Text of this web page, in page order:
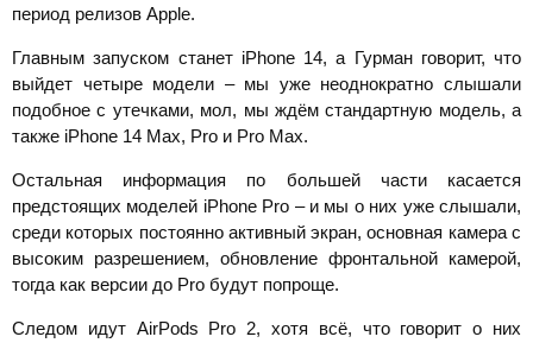
период релизов Apple.
Главным запуском станет iPhone 14, а Гурман говорит, что
выйдет четыре модели – мы уже неоднократно слышали
подобное с утечками, мол, мы ждём стандартную модель, а
также iPhone 14 Max, Pro и Pro Max.
Остальная информация по большей части касается
предстоящих моделей iPhone Pro – и мы о них уже слышали,
среди которых постоянно активный экран, основная камера с
высоким разрешением, обновление фронтальной камерой,
тогда как версии до Pro будут попроще.
Следом идут AirPods Pro 2, хотя всё, что говорит о них